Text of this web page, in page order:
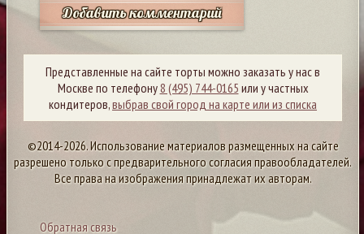
Добавить комментарий
Представленные на сайте торты можно заказать у нас в
Москве по телефону8 (495) 744-0165 или у частных
кондитеров,выбрав свой город на карте или из списка
©2014-2026. Использование материалов размещенных на сайте
разрешено только с предварительного согласия правообладателей.
Все права на изображения принадлежат их авторам.
Обратная связь